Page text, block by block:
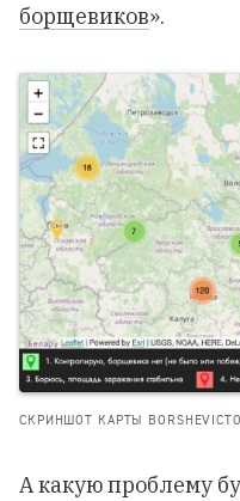
борщевиков».
СКРИНШОТ КАРТЫ
А какую проблему